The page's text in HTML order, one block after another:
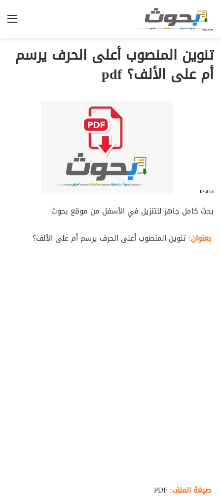
تنوين المنصوب أعلى الحرف يرسم
أم على الألف؟ pdf
بحث كامل جاهز للتنزيل في الأسفل من موقع بحوث
بعنوان: تنوين المنصوب أعلى الحرف يرسم أم على الألف؟
صيغة الملف: